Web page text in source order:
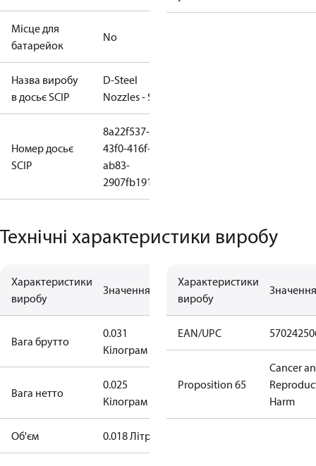
Місце для
батарейок
No
Назва виробу
в досьє SCIP
D-Steel
Nozzles - SD
Номер досьє
SCIP
8a22f537-
43f0-416f-
ab83-
2907fb191ff1
Технічні характеристики виробу
Характеристики
виробу
Значення
Вага брутто
0.031
Кілограм
Bага нетто
0.025
Кілограм
Об'єм 0.018 Літр
Характеристики
виробу
Значення
EAN/UPC
Proposition 65
Cancer
Harm